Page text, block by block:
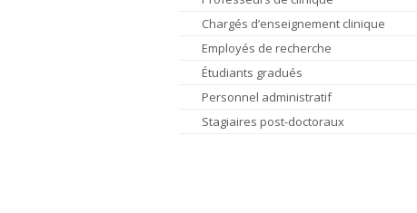
Chargés d’enseignement clinique
Employés de recherche
Étudiants gradués
Personnel administratif
Stagiaires post-doctoraux